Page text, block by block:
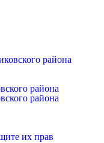
района
района
района
их прав